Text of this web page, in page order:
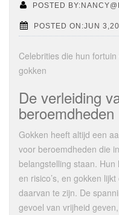
POSTED
POSTED ON:JUN
Celebrities die hun
gokken
De verleiding
beroemdheden
Gokken heeft altijd een
voor beroemdheden die
belangstelling staan.
en risico’s, en gokken
daarvan te zijn. De
gevoel van vrijheid